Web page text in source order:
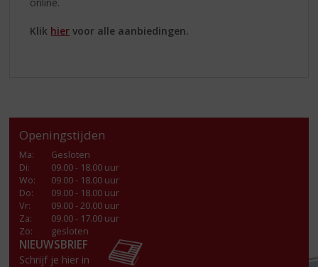
online.
Klik hier voor alle aanbiedingen.
Openingstijden
Ma:
Gesloten
Di:
09.00 - 18.00 uur
Wo:
09.00 - 18.00 uur
Do:
09.00 - 18.00 uur
Vr:
09.00 - 20.00 uur
Za:
09.00 - 17.00 uur
Zo:
gesloten
NIEUWSBRIEF
Schrijf je hier in